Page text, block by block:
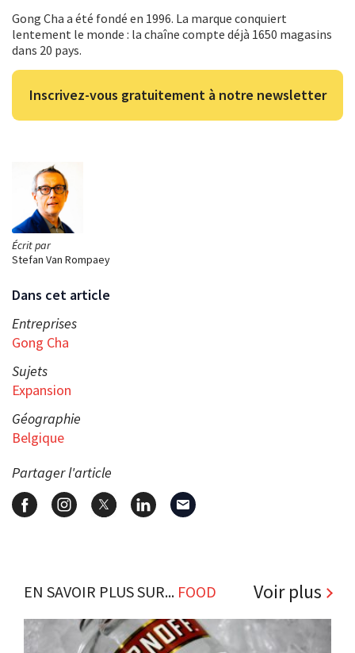
Écrit par
Stefan Van Rompaey
Dans cet article
Entreprises
Gong Cha
Sujets
Expansion
Géographie
Belgique
Partager l'article
Gong Cha a été fondé en 1996. La marque conquiert
lentement le monde : la chaîne compte déjà 1650 magasins
dans 20 pays.
Inscrivez-vous gratuitement à notre newsletter
EN SAVOIR PLUS SUR... FOOD Voir plus